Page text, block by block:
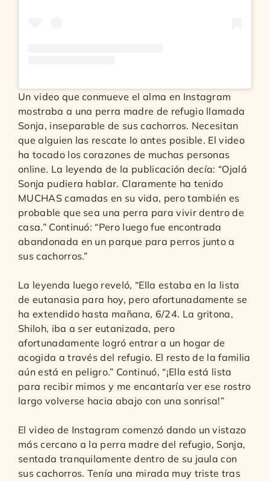
Un video que conmueve el alma en Instagram
mostraba a una perra madre de refugio llamada
Sonja, inseparable de sus cachorros. Necesitan
que alguien las rescate lo antes posible. El video
ha tocado los corazones de muchas personas
online. La leyenda de la publicación decía: “Ojalá
Sonja pudiera hablar. Claramente ha tenido
MUCHAS camadas en su vida, pero también es
probable que sea una perra para vivir dentro de
casa.” Continuó: “Pero luego fue encontrada
abandonada en un parque para perros junto a
sus cachorros.”
La leyenda luego reveló, “Ella estaba en la lista
de eutanasia para hoy, pero afortunadamente se
ha extendido hasta mañana, 6/24. La gritona,
Shiloh, iba a ser eutanizada, pero
afortunadamente logró entrar a un hogar de
acogida a través del refugio. El resto de la familia
aún está en peligro.” Continuó, “¡Ella está lista
para recibir mimos y me encantaría ver ese rostro
largo volverse hacia abajo con una sonrisa!”
El video de Instagram comenzó dando un vistazo
más cercano a la perra madre del refugio, Sonja,
sentada tranquilamente dentro de su jaula con
sus cachorros. Tenía una mirada muy triste tras